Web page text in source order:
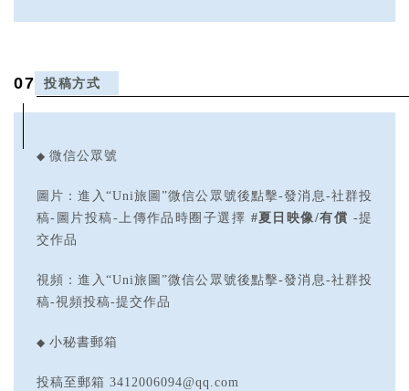
07 投稿方式
◆ 微信公眾號
圖片：進入“Uni旅圖”微信公眾號後點擊-發消息-社群投
稿-圖片投稿-上傳作品時圈子選擇 #夏日映像/有償 -提
交作品
視頻：進入“Uni旅圖”微信公眾號後點擊-發消息-社群投
稿-視頻投稿-提交作品
◆ 小秘書郵箱
投稿至郵箱 3412006094@qq.com